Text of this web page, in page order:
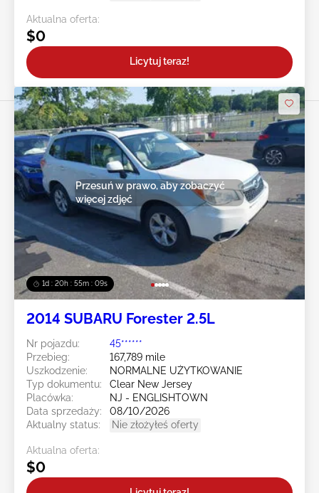
Aktualna oferta:
$0
Licytuj teraz!
1d : 20h : 55m : 07s
Przesuń w prawo, aby zobaczyć
więcej zdjęć
2014 SUBARU Forester 2.5L
Nr pojazdu:
45******
Przebieg:
167,789 mile
Uszkodzenie:
NORMALNE UŻYTKOWANIE
Typ dokumentu:
Clear New Jersey
Placówka:
NJ - ENGLISHTOWN
Data sprzedaży:
08/10/2026
Aktualny status:
Nie złożyłeś oferty
Aktualna oferta:
$0